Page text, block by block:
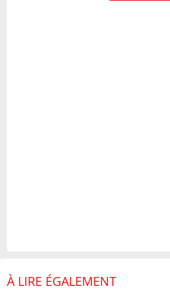
À LIRE ÉGALEMENT